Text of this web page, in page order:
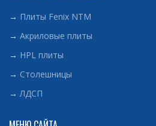
→ Плиты Fenix NTM
→ Акриловые плиты
→ HPL плиты
→ Столешницы
→ ЛДСП